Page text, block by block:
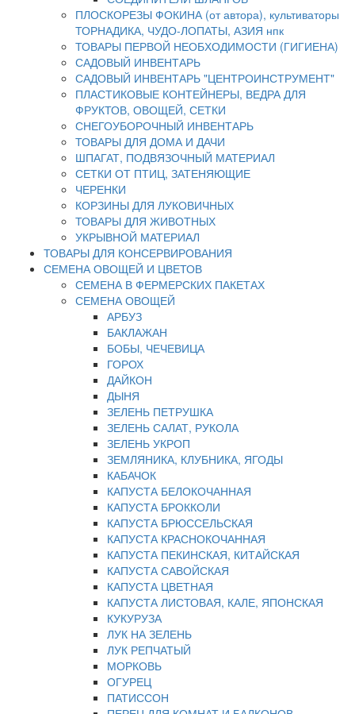
ПЛОСКОРЕЗЫ ФОКИНА (от автора), культиваторы
ТОРНАДИКА, ЧУДО-ЛОПАТЫ, АЗИЯ нпк
ТОВАРЫ ПЕРВОЙ НЕОБХОДИМОСТИ (ГИГИЕНА)
САДОВЫЙ ИНВЕНТАРЬ
САДОВЫЙ ИНВЕНТАРЬ "ЦЕНТРОИНСТРУМЕНТ"
ПЛАСТИКОВЫЕ КОНТЕЙНЕРЫ, ВЕДРА ДЛЯ
ФРУКТОВ, ОВОЩЕЙ, СЕТКИ
СНЕГОУБОРОЧНЫЙ ИНВЕНТАРЬ
ТОВАРЫ ДЛЯ ДОМА И ДАЧИ
ШПАГАТ, ПОДВЯЗОЧНЫЙ МАТЕРИАЛ
СЕТКИ ОТ ПТИЦ, ЗАТЕНЯЮЩИЕ
ЧЕРЕНКИ
КОРЗИНЫ ДЛЯ ЛУКОВИЧНЫХ
ТОВАРЫ ДЛЯ ЖИВОТНЫХ
УКРЫВНОЙ МАТЕРИАЛ
ТОВАРЫ ДЛЯ КОНСЕРВИРОВАНИЯ
СЕМЕНА ОВОЩЕЙ И ЦВЕТОВ
СЕМЕНА В ФЕРМЕРСКИХ ПАКЕТАХ
СЕМЕНА ОВОЩЕЙ
АРБУЗ
БАКЛАЖАН
БОБЫ, ЧЕЧЕВИЦА
ГОРОХ
ДАЙКОН
ДЫНЯ
ЗЕЛЕНЬ ПЕТРУШКА
ЗЕЛЕНЬ САЛАТ, РУКОЛА
ЗЕЛЕНЬ УКРОП
ЗЕМЛЯНИКА, КЛУБНИКА, ЯГОДЫ
КАБАЧОК
КАПУСТА БЕЛОКОЧАННАЯ
КАПУСТА БРОККОЛИ
КАПУСТА БРЮССЕЛЬСКАЯ
КАПУСТА КРАСНОКОЧАННАЯ
КАПУСТА ПЕКИНСКАЯ, КИТАЙСКАЯ
КАПУСТА САВОЙСКАЯ
КАПУСТА ЦВЕТНАЯ
КАПУСТА ЛИСТОВАЯ, КАЛЕ, ЯПОНСКАЯ
КУКУРУЗА
ЛУК НА ЗЕЛЕНЬ
ЛУК РЕПЧАТЫЙ
МОРКОВЬ
ОГУРЕЦ
ПАТИССОН